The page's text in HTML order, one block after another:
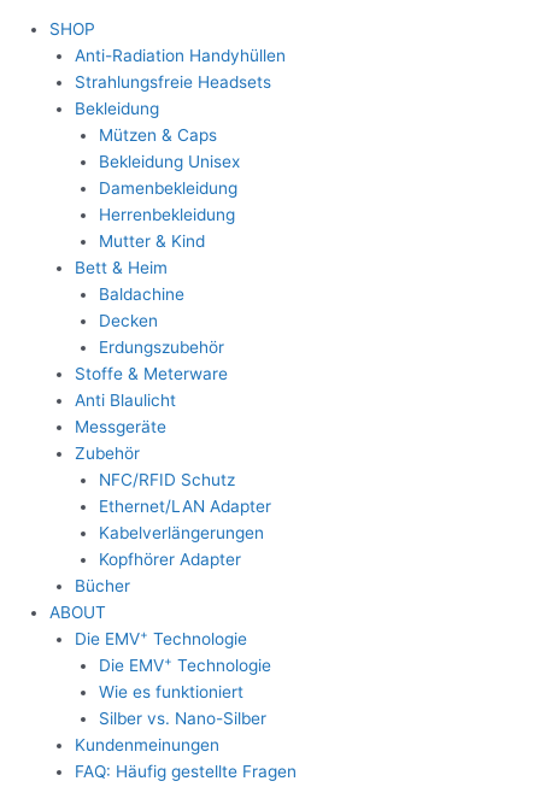
SHOP
Anti-Radiation Handyhüllen
Strahlungsfreie Headsets
Bekleidung
Mützen & Caps
Bekleidung Unisex
Damenbekleidung
Herrenbekleidung
Mutter & Kind
Bett & Heim
Baldachine
Decken
Erdungszubehör
Stoffe & Meterware
Anti Blaulicht
Messgeräte
Zubehör
NFC/RFID Schutz
Ethernet/LAN Adapter
Kabelverlängerungen
Kopfhörer Adapter
Bücher
ABOUT
Die EMV+ Technologie
Die EMV+ Technologie
Wie es funktioniert
Silber vs. Nano-Silber
Kundenmeinungen
FAQ: Häufig gestellte Fragen